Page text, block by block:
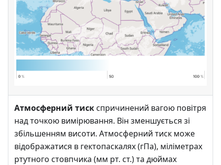
Атмосферний тискспричинений вагою повітря
над точкою вимірювання. Він зменшується зі
збільшенням висоти. Атмосферний тиск може
відображатися в гектопаскалях (гПа), міліметрах
ртутного стовпчика (мм рт. ст.) та дюймах